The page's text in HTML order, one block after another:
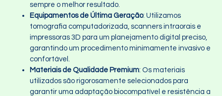
sempre o melhor resultado.
Equipamentos de Última Geração: Utilizamos
tomografia computadorizada, scanners intraorais e
impressoras 3D para um planejamento digital preciso,
garantindo um procedimento minimamente invasivo e
confortável.
Materiais de Qualidade Premium: Os materiais
utilizados são rigorosamente selecionados para
garantir uma adaptação biocompatível e resistência a